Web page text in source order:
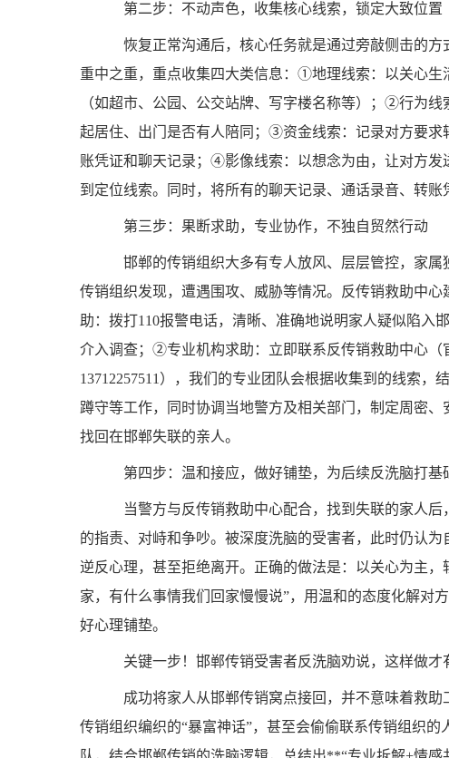
第二步：不动声色，收集核心线索，锁定大致位置
恢复正常沟通后，核心任务就是通过旁敲侧击的
重中之重，重点收集四大类信息：①地理线索：以关心
（如超市、公园、公交站牌、写字楼名称等）；②行为
起居住、出门是否有人陪同；③资金线索：记录对方要
账凭证和聊天记录；④影像线索：以想念为由，让对方
到定位线索。同时，将所有的聊天记录、通话录音、转账
第三步：果断求助，专业协作，不独自贸然行动
邯郸的传销组织大多有专人放风、层层管控，家
传销组织发现，遭遇围攻、威胁等情况。反传销救助中
助：拨打110报警电话，清晰、准确地说明家人疑似陷入
介入调查；②专业机构求助：立即联系反传销救助中心（
13712257511），我们的专业团队会根据收集到的线索
蹲守等工作，同时协调当地警方及相关部门，制定周密
找回在邯郸失联的亲人。
第四步：温和接应，做好铺垫，为后续反洗脑打基
当警方与反传销救助中心配合，找到失联的家人
的指责、对峙和争吵。被深度洗脑的受害者，此时仍认
逆反心理，甚至拒绝离开。正确的做法是：以关心为主
家，有什么事情我们回家慢慢说”，用温和的态度化解对
好心理铺垫。
关键一步！邯郸传销受害者反洗脑劝说，这样做才
成功将家人从邯郸传销窝点接回，并不意味着救
传销组织编织的“暴富神话”，甚至会偷偷联系传销组织